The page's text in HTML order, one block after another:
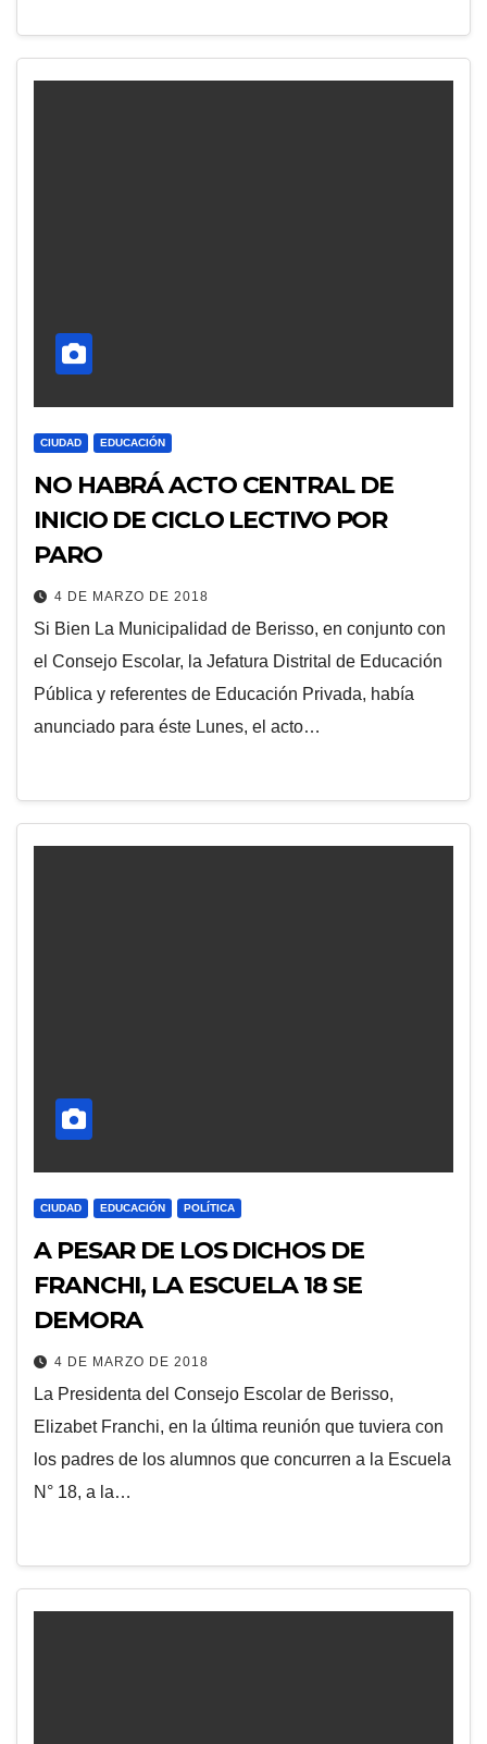
CIUDAD EDUCACIÓN
NO HABRÁ ACTO CENTRAL DE
INICIO DE CICLO LECTIVO POR
PARO
4 DE MARZO DE 2018
Si Bien La Municipalidad de Berisso, en conjunto con
el Consejo Escolar, la Jefatura Distrital de Educación
Pública y referentes de Educación Privada, había
anunciado para éste Lunes, el acto…
CIUDAD EDUCACIÓN POLÍTICA
A PESAR DE LOS DICHOS DE
FRANCHI, LA ESCUELA 18 SE
DEMORA
4 DE MARZO DE 2018
La Presidenta del Consejo Escolar de Berisso,
Elizabet Franchi, en la última reunión que tuviera con
los padres de los alumnos que concurren a la Escuela
N° 18, a la…